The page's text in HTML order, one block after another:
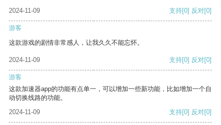
2024-11-09
支持[0] 反对[0]
游客
这款游戏的剧情非常感人，让我久久不能忘怀。
2024-11-09 支持[0] 反对[0]
游客
这款加速器app的功能有点单一，可以增加一些新功能，比如增加一个自
动切换线路的功能。
2024-11-09
支持[0] 反对[0]